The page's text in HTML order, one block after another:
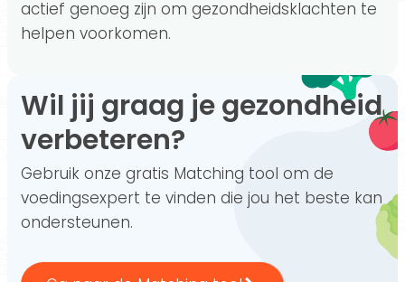
actief genoeg zijn om gezondheidsklachten te
helpen voorkomen.
Wil jij graag je gezondheid
verbeteren?
Gebruik onze gratis Matching tool om de
voedingsexpert te vinden die jou het beste kan
ondersteunen.